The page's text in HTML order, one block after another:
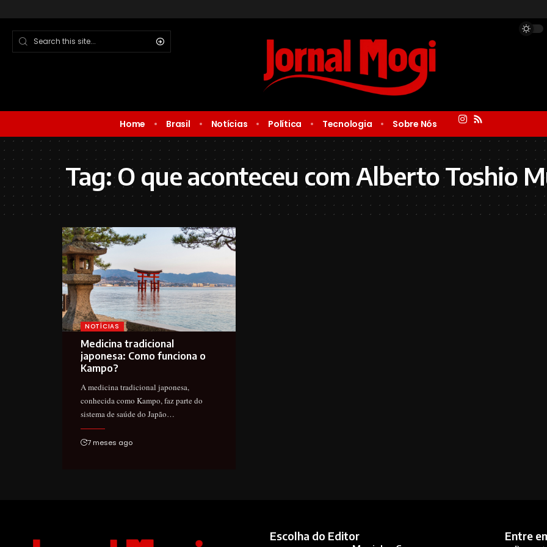
Home Brasil Notícias Política Tecnologia Sobre Nós
Tag:O que aconteceu com Alberto Toshio
NOTÍCIAS
Medicina tradicional
japonesa: Como funciona o
Kampo?
A medicina tradicional japonesa,
conhecida como Kampo, faz parte do
sistema de saúde do Japão…
7 meses ago
Escolha do Editor Entre